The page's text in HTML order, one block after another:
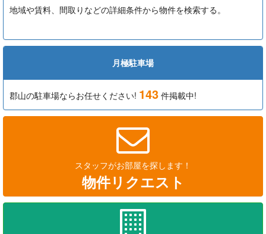
地域や賃料、間取りなどの詳細条件から物件を検索する。
月極駐車場
郡山の駐車場ならお任せください! 143 件掲載中!
スタッフがお部屋を探します！
物件リクエスト